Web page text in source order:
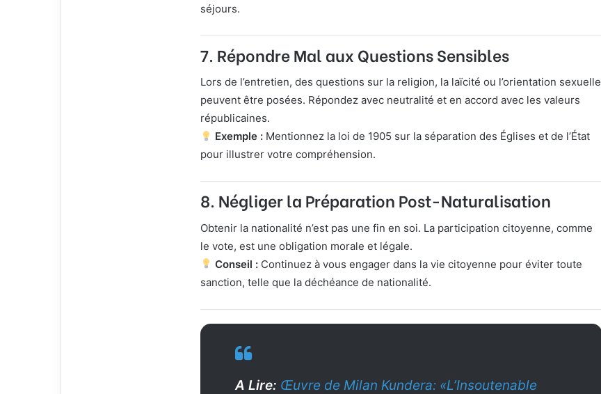
séjours.
7. Répondre Mal aux Questions Sensibles
Lors de l’entretien, des questions sur la religion, la laïcité ou l’orientation sexuelle
peuvent être posées. Répondez avec neutralité et en accord avec les valeurs
républicaines.
Exemple : Mentionnez la loi de 1905 sur la séparation des Églises et de l’État
pour illustrer votre compréhension.
8. Négliger la Préparation Post-Naturalisation
Obtenir la nationalité n’est pas une fin en soi. La participation citoyenne, comme
le vote, est une obligation morale et légale.
Conseil : Continuez à vous engager dans la vie citoyenne pour éviter toute
sanction, telle que la déchéance de nationalité.
A Lire: Œuvre de Milan Kundera: «L’Insoutenable